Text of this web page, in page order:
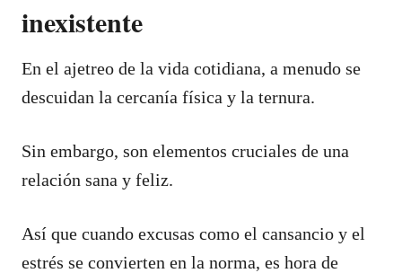
inexistente
En el ajetreo de la vida cotidiana, a menudo se
descuidan la cercanía física y la ternura.
Sin embargo, son elementos cruciales de una
relación sana y feliz.
Así que cuando excusas como el cansancio y el
estrés se convierten en la norma, es hora de